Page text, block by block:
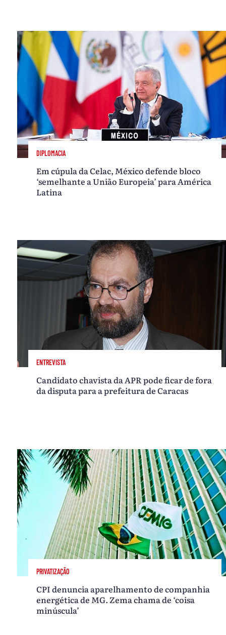
DIPLOMACIA
Em cúpula da Celac, México defende bloco
‘semelhante a União Europeia’ para América
Latina
ENTREVISTA
Candidato chavista da APR pode ficar de fora
da disputa para a prefeitura de Caracas
PRIVATIZAÇÃO
CPI denuncia aparelhamento de companhia
energética de MG. Zema chama de ‘coisa
minúscula’